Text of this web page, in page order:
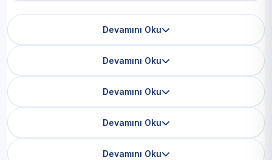
Devamını Oku
Devamını Oku
Devamını Oku
Devamını Oku
Devamını Oku